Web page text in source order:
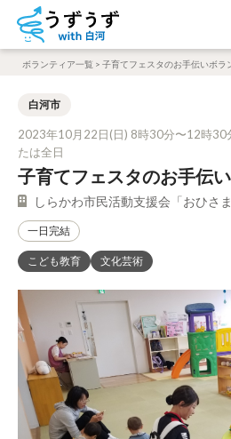
ボランティア一覧 > 子育てフェスタのお手伝いボラ
白河市
2023年10月22日(日) 8時30分〜12時30
たは全日
子育てフェスタのお手伝
しらかわ市民活動支援会「おひさま
一日完結
こども教育 文化芸術